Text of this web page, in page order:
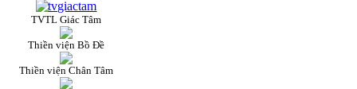
TVTL Giác Tâm
Thiền viện Bồ Đề
Thiền viện Chân Tâm